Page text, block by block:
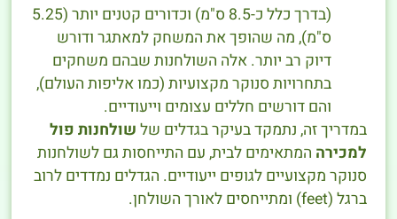
(בדרך כלל כ-8.5 ס"מ) וכדורים קטנים יותר (5.25
ס"מ), מה שהופך את המשחק למאתגר ודורש
דיוק רב יותר. אלה השולחנות שבהם משחקים
בתחרויות סנוקר מקצועיות (כמו אליפות העולם),
והם דורשים חללים עצומים וייעודיים.
במדריך זה, נתמקד בעיקר בגדלים של שולחנות פול
למכירה המתאימים לבית, עם התייחסות גם לשולחנות
סנוקר מקצועיים לגופים ייעודיים. הגדלים נמדדים לרוב
ברגל (feet) ומתייחסים לאורך השולחן.